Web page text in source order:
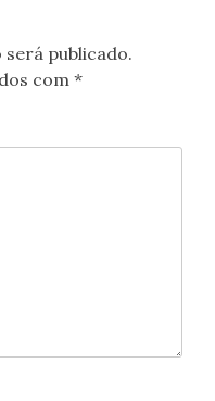
será publicado.
com*